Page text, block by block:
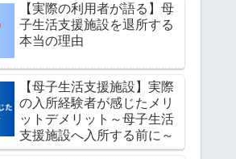
【実際の利用者が語る】母
子生活支援施設を退所する
本当の理由
【母子生活支援施設】実際
の入所経験者が感じたメリ
ットデメリット～母子生活
支援施設へ入所する前に～